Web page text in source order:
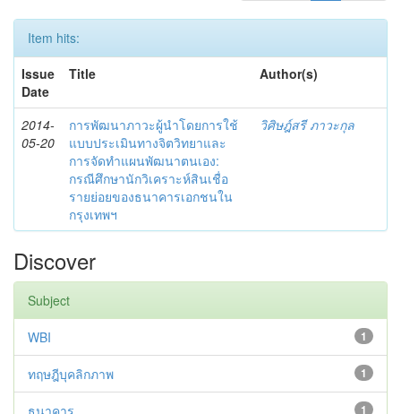
Item hits:
Issue
Date
Title Author(s)
2014-
05-20
การพัฒนาภาวะผู้นำโดยการใช้
แบบประเมินทางจิตวิทยาและ
การจัดทำแผนพัฒนาตนเอง:
กรณีศึกษานักวิเคราะห์สินเชื่อ
รายย่อยของธนาคารเอกชนใน
กรุงเทพฯ
วิศิษฎ์สรี ภาวะกุล
Discover
Subject
1
WBI
1
ทฤษฎีบุคลิกภาพ
1
ธนาคาร